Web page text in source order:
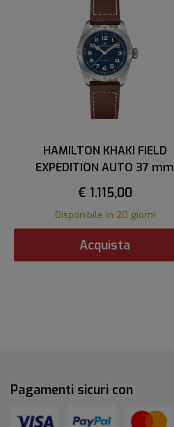
HAMILTON KHAKI FIELD
EXPEDITION AUTO 37 mm
€ 1.115,00
Disponibile in 20 giorni
Acquista
Pagamenti sicuri con